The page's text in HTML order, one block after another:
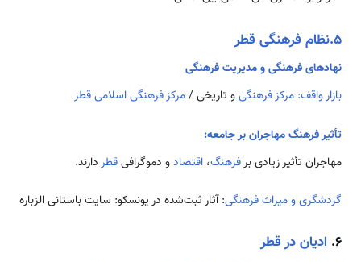
5.نظام فرهنگی قطر
نهادهای فرهنگیو مدیریت فرهنگی
بازار واقف: مرکز فرهنگیو تاریخی /مرکز فرهنگی اسلامی قطر
تأثیر فرهنگ مهاجران بر جامعه:
مهاجران تأثیر زیادی برفرهنگ، اقتصادو دموگرافیقطردارند.
گردشگری و میراث فرهنگی: آثار ثبت‌شده در یونسکو: سایت باستانی الزباره
۶. ادیان در قطر